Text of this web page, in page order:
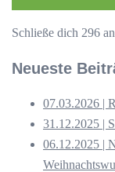
Schließe dich 296
Neueste
07.03.2026 |
31.12.2025 |
06.12.2025 |